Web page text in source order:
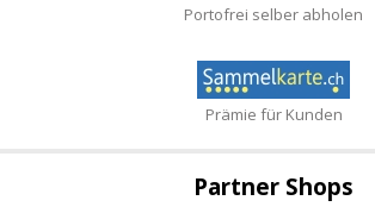
Portofrei selber abholen
Prämie für Kunden
Partner Shops